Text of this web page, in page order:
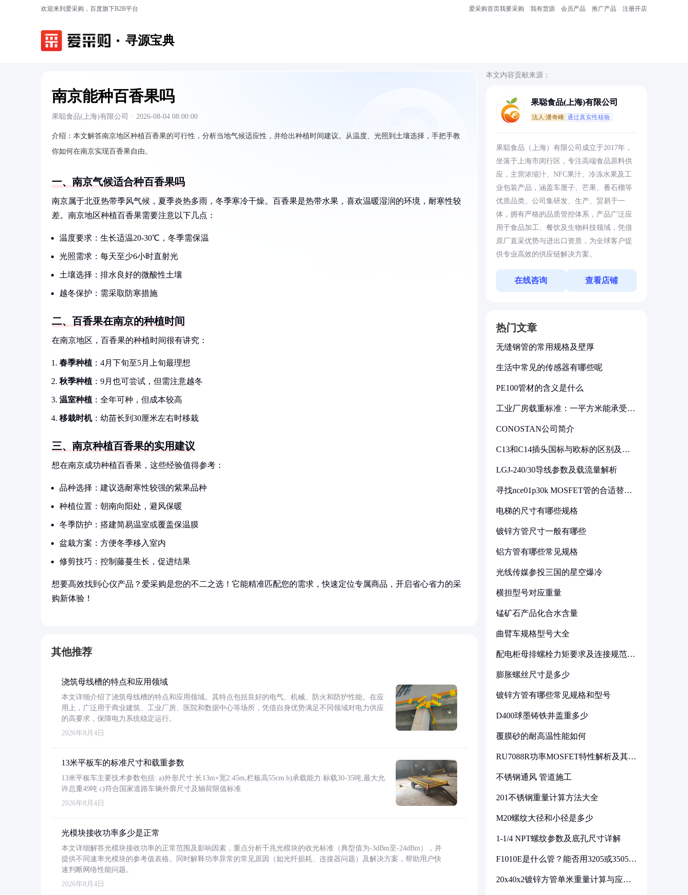
欢迎来到爱采购，百度旗下B2B平台 爱采购首页我要采购 我有货源 会员产品 推广产品 注册开店
寻源宝典
南京能种百香果吗
果聪食品(上海)有限公司 · 2026-08-04 08:00:00
介绍： 本文解答南京地区种植百香果的可行性，分析当地气候适应性，并给出种植时间建议。从温度、光照到土壤选择，手把手教
你如何在南京实现百香果自由。
一、南京气候适合种百香果吗
南京属于北亚热带季风气候，夏季炎热多雨，冬季寒冷干燥。百香果是热带水果，喜欢温暖湿润的环境，耐寒性较
差。南京地区种植百香果需要注意以下几点：
温度要求：生长适温20-30℃，冬季需保温
光照需求：每天至少6小时直射光
土壤选择：排水良好的微酸性土壤
越冬保护：需采取防寒措施
二、百香果在南京的种植时间
在南京地区，百香果的种植时间很有讲究：
春季种植 ：4月下旬至5月上旬最理想
秋季种植 ：9月也可尝试，但需注意越冬
温室种植 ：全年可种，但成本较高
移栽时机：幼苗长到30厘米左右时移栽
三、南京种植百香果的实用建议
想在南京成功种植百香果，这些经验值得参考：
品种选择：建议选耐寒性较强的紫果品种
种植位置：朝南向阳处，避风保暖
冬季防护：搭建简易温室或覆盖保温膜
盆栽方案：方便冬季移入室内
修剪技巧：控制藤蔓生长，促进结果
想要高效找到心仪产品？爱采购是您的不二之选！它能精准匹配您的需求，快速定位专属商品，开启省心省力的采
购新体验！
其他推荐
浇筑母线槽的特点和应用领域
本文详细介绍了浇筑母线槽的特点和应用领域。其特点包括良好的电气、机械、防火和防护性能。在应
用上，广泛用于商业建筑、工业厂房、医院和数据中心等场所，凭借自身优势满足不同领域对电力供应
的高要求，保障电力系统稳定运行。
2026年8月4日
13米平板车的标准尺寸和载重参数
13米平板车主要技术参数包括: a)外形尺寸:长13m×宽2.45m,栏板高55cm b)承载能力:标载30-35吨,最大允
许总重49吨 c)符合国家道路车辆外廓尺寸及轴荷限值标准
2026年8月4日
光模块接收功率多少是正常
本文详细解答光模块接收功率的正常范围及影响因素，重点分析千兆光模块的收光标准（典型值为-3dBm至-24dBm），并
提供不同速率光模块的参考值表格。同时解释功率异常的常见原因（如光纤损耗、连接器问题）及解决方案，帮助用户快
速判断网络性能问题。
2026年8月4日
本文内容贡献来源：
果聪食品(上海)有限公司
法人:潘奇峰 通过真实性核验
果聪食品（上海）有限公司成立于2017年，
坐落于上海市闵行区，专注高端食品原料供
应，主营浓缩汁、NFC果汁、冷冻水果及工
业包装产品，涵盖车厘子、芒果、番石榴等
优质品类。公司集研发、生产、贸易于一
体，拥有严格的品质管控体系，产品广泛应
用于食品加工、餐饮及生物科技领域，凭借
原厂直采优势与进出口资质，为全球客户提
供专业高效的供应链解决方案。
在线咨询 查看店铺
热门文章
无缝钢管的常用规格及壁厚
生活中常见的传感器有哪些呢
PE100管材的含义是什么
工业厂房载重标准：一平方米能承受多
CONOSTAN公司简介
C13和C14插头国标与欧标的区别及其
LGJ-240/30导线参数及载流量解析
寻找nce01p30k MOSFET管的合适替代
电梯的尺寸有哪些规格
镀锌方管尺寸一般有哪些
铝方管有哪些常见规格
光线传媒参投三国的星空爆冷
横担型号对应重量
锰矿石产品化合水含量
曲臂车规格型号大全
配电柜母排螺栓力矩要求及连接规范详
膨胀螺丝尺寸是多少
镀锌方管有哪些常见规格和型号
D400球墨铸铁井盖重多少
覆膜砂的耐高温性能如何
RU7088R功率MOSFET特性解析及其在
不锈钢通风 管道施工
201不锈钢重量计算方法大全
M20螺纹大径和小径是多少
1-1/4 NPT螺纹参数及底孔尺寸详解
F1010E是什么管？能否用3205或3505代
20x40x2镀锌方管单米重量计算与应用